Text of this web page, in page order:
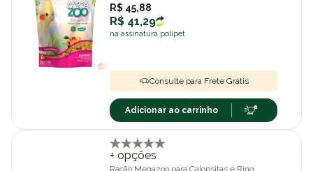
R$ 45,88
R$ 41,29
na assinatura polipet
Consulte para Frete Grátis
Adicionar ao carrinho
+ opções
Ração Megazoo para Calopsitas e Ring